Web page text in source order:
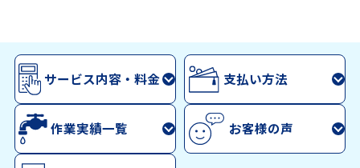
サービス内容・料金 支払い方法
作業実績一覧 お客様の声